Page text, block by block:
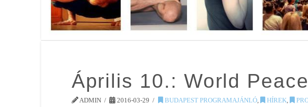
Április 10.: World
ADMIN 2016-03-29 BUDAPEST PROGRAMAJÁNLÓ, HÍREK,